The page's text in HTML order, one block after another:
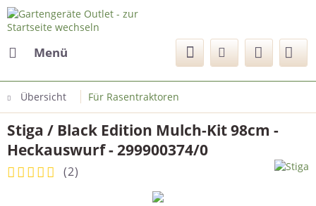
Menü
Übersicht Für Rasentraktoren
Stiga / Black Edition Mulch-Kit 98cm -
Heckauswurf - 299900374/0
(2)